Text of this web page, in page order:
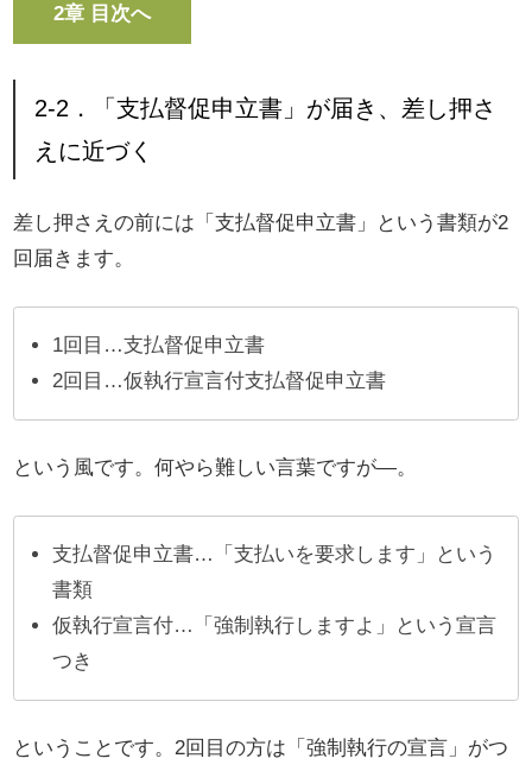
2章 目次へ
2-2．「支払督促申立書」が届き、差し押さ
えに近づく
差し押さえの前には「支払督促申立書」という書類が2
回届きます。
1回目…支払督促申立書
2回目…仮執行宣言付支払督促申立書
という風です。何やら難しい言葉ですが―。
支払督促申立書…「支払いを要求します」という
書類
仮執行宣言付…「強制執行しますよ」という宣言
つき
ということです。2回目の方は「強制執行の宣言」がつ